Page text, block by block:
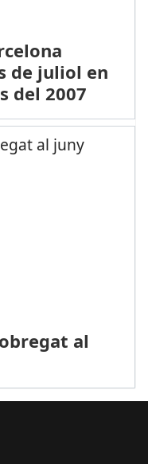
de juliol en
del 2007
al